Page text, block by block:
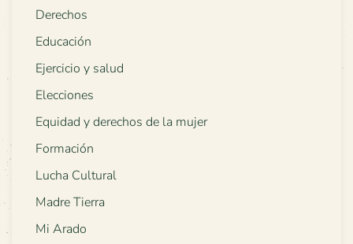
Derechos
Educación
Ejercicio y salud
Elecciones
Equidad y derechos de la mujer
Formación
Lucha Cultural
Madre Tierra
Mi Arado